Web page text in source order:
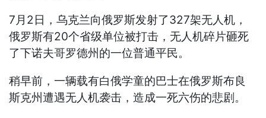
7月2日，乌克兰向俄罗斯发射了327架无人机，
俄罗斯有20个省级单位被打击，无人机碎片砸死
了下诺夫哥罗德州的一位普通平民。
稍早前，一辆载有白俄学童的巴士在俄罗斯布良
斯克州遭遇无人机袭击，造成一死六伤的悲剧。